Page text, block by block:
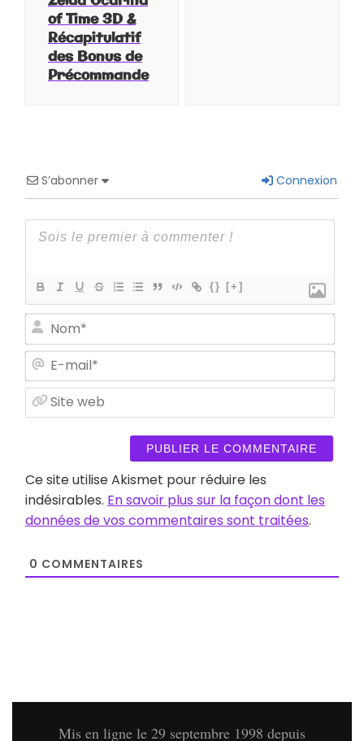
of Time 3D &
Récapitulatif
des Bonus de
Précommande
S’abonner Connexion
{} [+]
web
Ce site utilise Akismet pour réduire les
indésirables. En savoir plus sur la façon dont les
données de vos commentaires sont traitées.
0 COMMENTAIRES
Mis en ligne le 29 septembre 1998 depuis